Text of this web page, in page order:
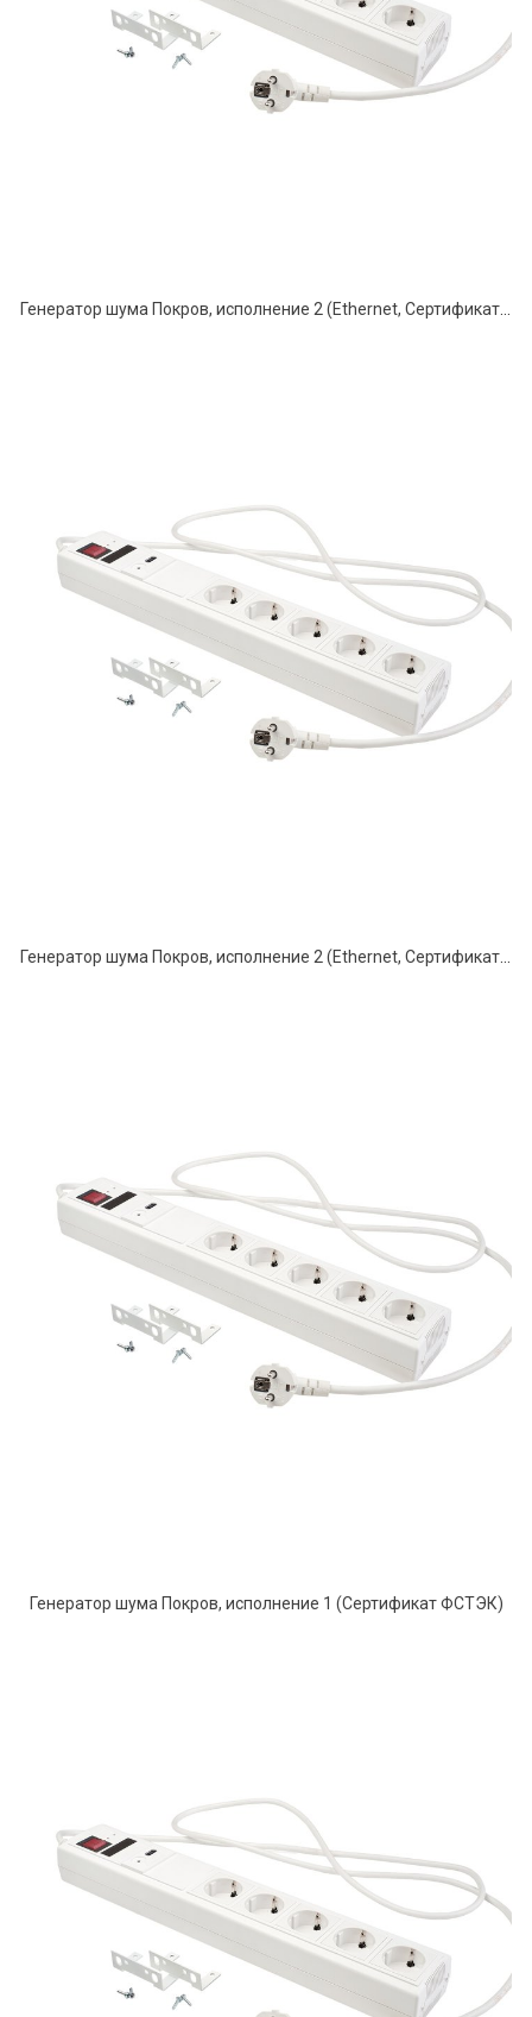
Генератор шума Покров, исполнение 2 (Ethernet, Сертификат ФСТЭК)
Генератор шума Покров, исполнение 1 (Сертификат ФСТЭК)